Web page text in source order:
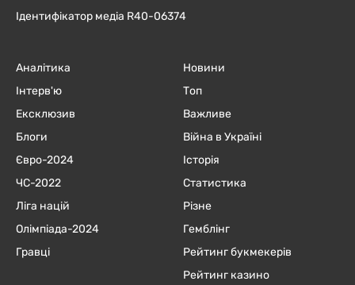
Ідентифікатор медіа R40-06374
Аналітика
Інтерв'ю
Ексклюзив
Блоги
Євро-2024
ЧC-2022
Ліга націй
Олімпіада-2024
Гравці
Новини
Топ
Важливе
Війна в Україні
Історія
Статистика
Різне
Гемблінг
Рейтинг букмекерів
Рейтинг казино